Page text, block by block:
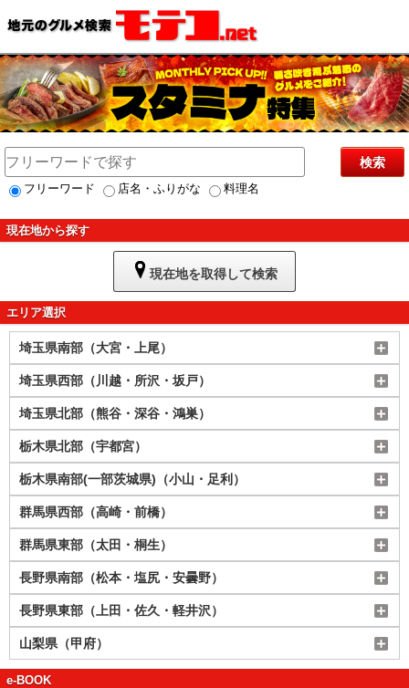
検索
フリーワード 店名・ふりがな 料理名
現在地から探す
現在地を取得して検索
エリア選択
埼玉県南部（大宮・上尾）
埼玉県西部（川越・所沢・坂戸）
埼玉県北部（熊谷・深谷・鴻巣）
栃木県北部（宇都宮）
栃木県南部(一部茨城県)（小山・足利）
群馬県西部（高崎・前橋）
群馬県東部（太田・桐生）
長野県南部（松本・塩尻・安曇野）
長野県東部（上田・佐久・軽井沢）
山梨県（甲府）
e-BOOK